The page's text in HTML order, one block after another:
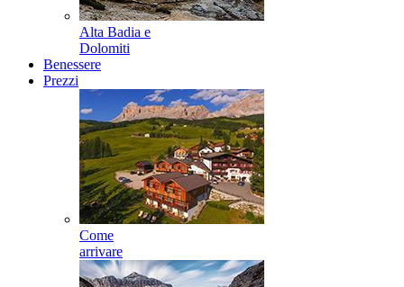
Alta Badia e
Dolomiti
Benessere
Prezzi
Come
arrivare